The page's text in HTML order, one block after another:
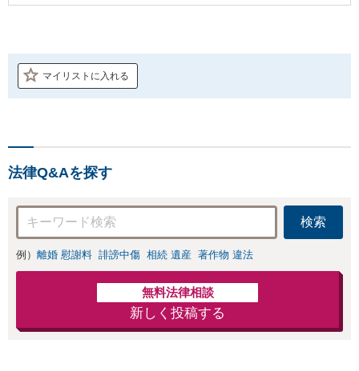
マイリストに入れる
法律Q&Aを探す
検索
例） 離婚 慰謝料 誹謗中傷 相続 遺産 著作物 違法
無料法律相談
新しく投稿する